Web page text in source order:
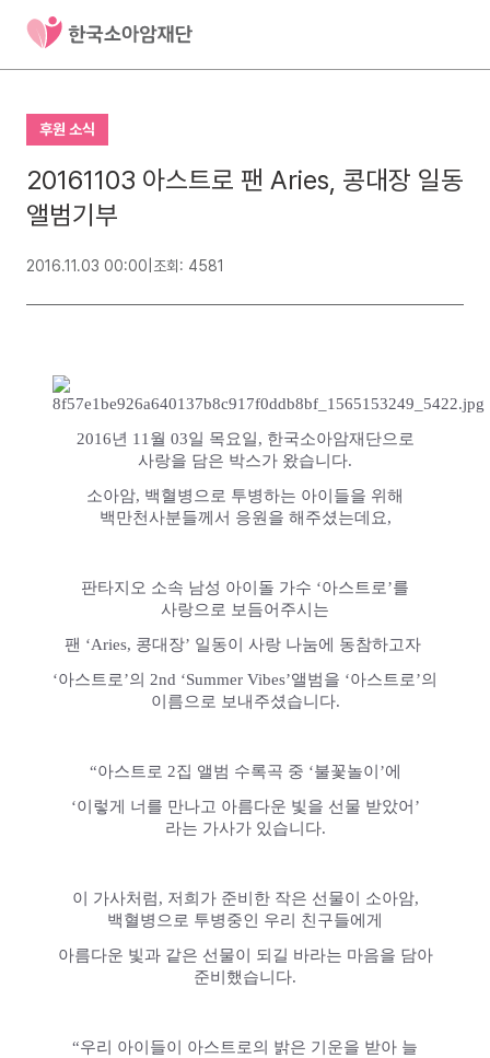
후원 소식
20161103 아스트로 팬 Aries, 콩대장 일동
앨범기부
2016.11.03 00:00 조회: 4581
2016년 11월 03일 목요일, 한국소아암재단으로
사랑을 담은 박스가 왔습니다.
소아암, 백혈병으로 투병하는 아이들을 위해
백만천사분들께서 응원을 해주셨는데요,
판타지오 소속 남성 아이돌 가수 ‘아스트로’를
사랑으로 보듬어주시는
팬 ‘Aries, 콩대장’ 일동이 사랑 나눔에 동참하고자
‘아스트로’의 2nd ‘Summer Vibes’앨범을 ‘아스트로’의
이름으로 보내주셨습니다.
“아스트로 2집 앨범 수록곡 중 ‘불꽃놀이’에
‘이렇게 너를 만나고 아름다운 빛을 선물 받았어’
라는 가사가 있습니다.
이 가사처럼, 저희가 준비한 작은 선물이 소아암,
백혈병으로 투병중인 우리 친구들에게
아름다운 빛과 같은 선물이 되길 바라는 마음을 담아
준비했습니다.
“우리 아이들이 아스트로의 밝은 기운을 받아 늘